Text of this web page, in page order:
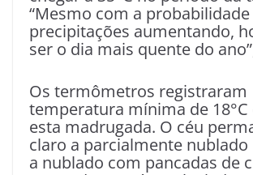
“Mesmo com a
precipitações aumentando,
ser o dia mais quente do
Os termômetros registraram
temperatura mínima de
esta madrugada. O céu
claro a parcialmente nublado
a nublado com pancadas de